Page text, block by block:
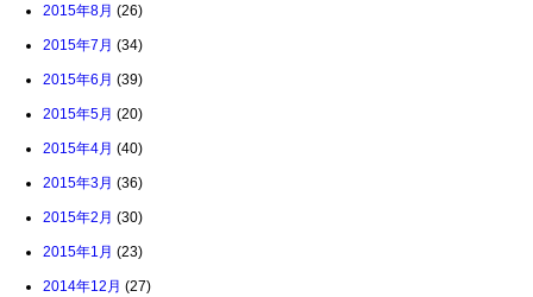
2015年8月 (26)
2015年7月 (34)
2015年6月 (39)
2015年5月 (20)
2015年4月 (40)
2015年3月 (36)
2015年2月 (30)
2015年1月 (23)
2014年12月 (27)